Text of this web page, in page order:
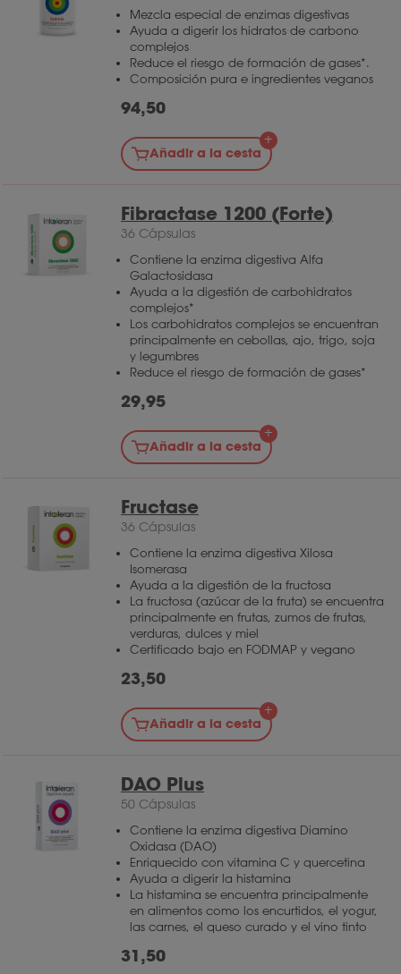
Mezcla especial de enzimas digestivas
Ayuda a digerir los hidratos de carbono
complejos
Reduce el riesgo de formación de gases*.
Composición pura e ingredientes veganos
94,50
Añadir a la cesta
Fibractase 1200 (Forte)
36 Cápsulas
Contiene la enzima digestiva Alfa
Galactosidasa
Ayuda a la digestión de carbohidratos
complejos*
Los carbohidratos complejos se encuentran
principalmente en cebollas, ajo, trigo, soja
y legumbres
Reduce el riesgo de formación de gases*
29,95
Añadir a la cesta
Fructase
36 Cápsulas
Contiene la enzima digestiva Xilosa
Isomerasa
Ayuda a la digestión de la fructosa
La fructosa (azúcar de la fruta) se encuentra
principalmente en frutas, zumos de frutas,
verduras, dulces y miel
Certificado bajo en FODMAP y vegano
23,50
Añadir a la cesta
DAO Plus
50 Cápsulas
Contiene la enzima digestiva Diamino
Oxidasa (DAO)
Enriquecido con vitamina C y quercetina
Ayuda a digerir la histamina
La histamina se encuentra principalmente
en alimentos como los encurtidos, el yogur,
las carnes, el queso curado y el vino tinto
31,50